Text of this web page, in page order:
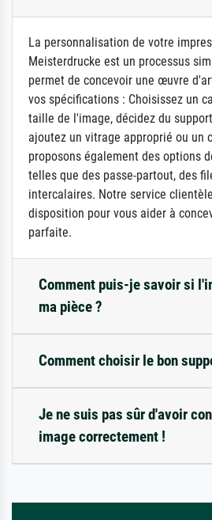
La personnalisation de votre
Meisterdrucke est un processus
permet de concevoir une œuvre
vos spécifications : Choisissez un
taille de l'image, décidez du
ajoutez un vitrage approprié ou un
proposons également des options
telles que des passe-partout, des
intercalaires. Notre service
disposition pour vous aider à
parfaite.
Comment puis-je savoir si
ma pièce ?
Comment choisir le bon
Je ne suis pas sûr d'avoir
image correctement !